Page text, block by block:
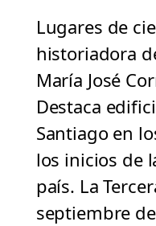
Lugares de
historiadora
María José
Destaca
Santiago en
los inicios de
país. La
septiembre